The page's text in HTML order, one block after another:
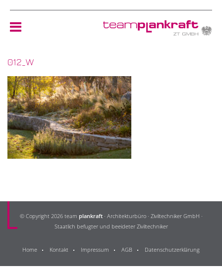
TEAM
NEWS
REFERENZEN
KONTAKT
012_W
© Copyright 2026 team plankraft· Architekturbüro · Ziviltechniker GmbH ·
Staatlich befugter und beeideter Ziviltechniker
Home Kontakt Impressum AGB Datenschutzerklärung